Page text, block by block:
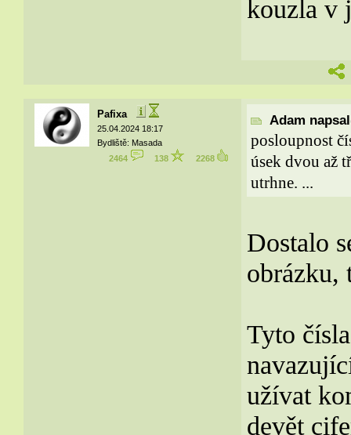
kouzla v
Pafixa
25.04.2024 18:17
Bydliště: Masada
2464
138 2268
Adam
posloupnost
úsek dvou až
utrhne. ...
Dostalo
obrázku,
Tyto
užívat
devět